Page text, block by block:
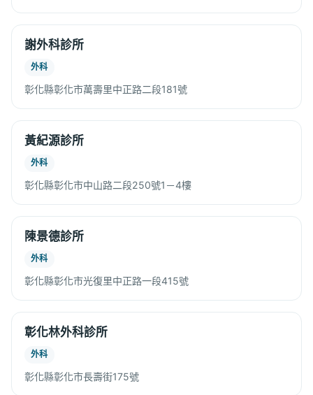
謝外科診所
外科
彰化縣彰化市萬壽里中正路二段181號
黃紀源診所
外科
彰化縣彰化市中山路二段250號1－4樓
陳景德診所
外科
彰化縣彰化市光復里中正路一段415號
彰化林外科診所
外科
彰化縣彰化市長壽街175號